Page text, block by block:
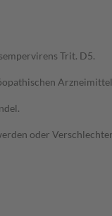
Trit. D5.
oder